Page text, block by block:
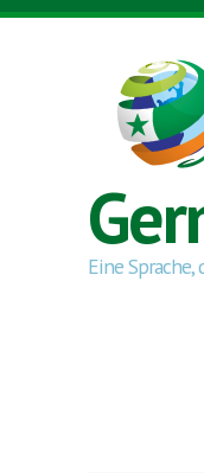
Skip to main content
Eine